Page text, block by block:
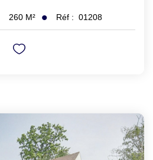
260 M² Réf : 01208